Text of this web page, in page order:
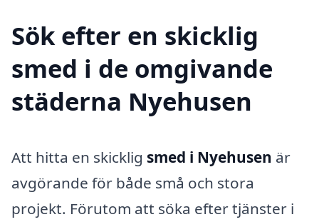
Sök efter en skicklig
smed i de omgivande
städerna Nyehusen
Att hitta en skicklig smed i Nyehusen är
avgörande för både små och stora
projekt. Förutom att söka efter tjänster i